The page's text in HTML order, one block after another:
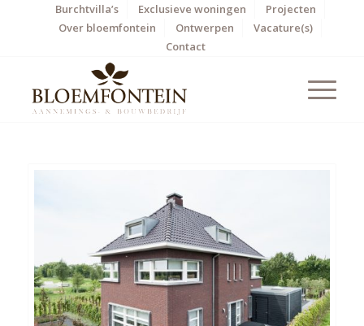
Burchtvilla’s Exclusieve woningen
Projecten
Over bloemfontein
Ontwerpen
Vacature(s)
Contact